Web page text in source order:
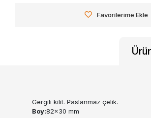
Favorilerime Ekle
Gergili kilit. Paslanmaz çelik.
Boy:82x30 mm